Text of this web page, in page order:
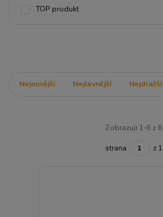
TOP produkt
Nejnovější Nejlevnější Nejdražší
Zobrazuji 1-6 z 6
strana z 1